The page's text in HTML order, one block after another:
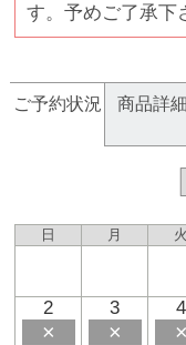
す。予めご了承下
ご予約状況 商品詳細
日 月 火
2
×
3
×
4
×